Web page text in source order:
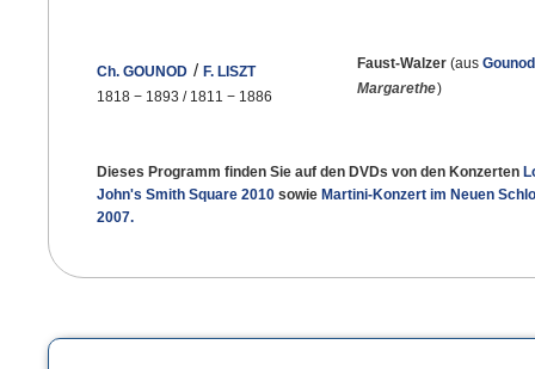
Ch. GOUNOD / F. LISZT
1818 − 1893 / 1811 − 1886
Faust-Walzer (aus
Margarethe)
Dieses Programm finden Sie auf den DVDs von den Konzerten
John's Smith Square 2010 sowie Martini-Konzert im Neuen
2007.